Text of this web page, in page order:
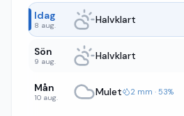
Idag
8 aug. Halvklart
Sön
9 aug. Halvklart
Mån
10 aug. Mulet 2 mm · 53%